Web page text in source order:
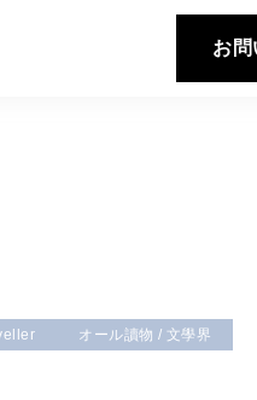
お問
オール讀物 / 文學界